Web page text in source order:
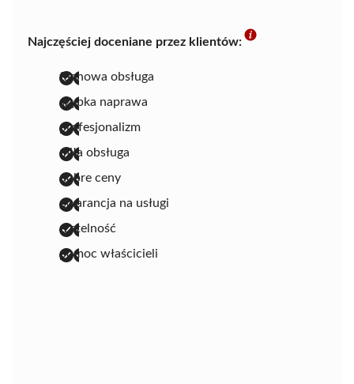
Najczęściej doceniane przez klientów:
fachowa obsługa
szybka naprawa
profesjonalizm
miła obsługa
dobre ceny
gwarancja na usługi
rzetelność
pomoc właścicieli